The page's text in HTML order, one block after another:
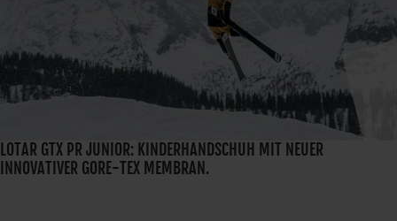
LOTAR GTX PR JUNIOR: KINDERHANDSCHUH MIT NEUER
INNOVATIVER GORE-TEX MEMBRAN.